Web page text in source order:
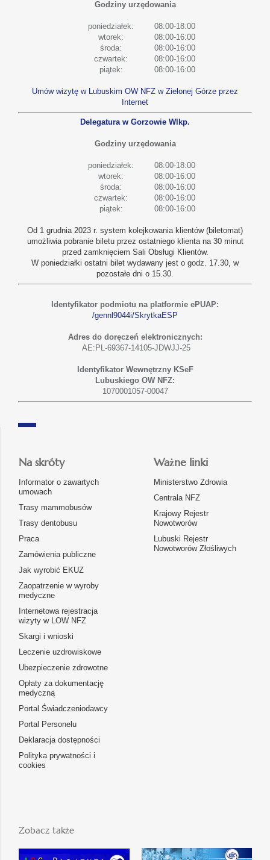
Godziny urzędowania
poniedziałek:
08:00-18:00
wtorek:
08:00-16:00
środa:
08:00-16:00
czwartek:
08:00-16:00
piątek:
08:00-16:00
Umów wizytę w Lubuskim OW NFZ w Zielonej Górze przez
Internet
Delegatura w Gorzowie Wlkp.
Godziny urzędowania
poniedziałek:
08:00-18:00
wtorek:
08:00-16:00
środa:
08:00-16:00
czwartek:
08:00-16:00
piątek:
08:00-16:00
Od 1 grudnia 2023 r. system kolejkowania klientów (biletomat)
umożliwia pobranie biletu przez ostatniego klienta na 30 minut
przed zamknięciem Sali Obsługi Klientów.
W poniedziałki ostatni bilet wydawany jest o godz. 17.30, w
pozostałe dni o 15.30.
Identyfikator podmiotu na platformie ePUAP:
/gennl9044i/SkrytkaESP
Adres do doręczeń elektronicznych:
AE:PL-69367-14105-JDWJJ-25
Identyfikator Wewnętrzny KSeF
Lubuskiego OW NFZ:
1070001057-00047
Na skróty
Informator o zawartych
umowach
Trasy mammobusów
Trasy dentobusu
Praca
Zamówienia publiczne
Jak wyrobić EKUZ
Zaopatrzenie w wyroby
medyczne
Internetowa rejestracja
wizyty w LOW NFZ
Skargi i wnioski
Leczenie uzdrowiskowe
Ubezpieczenie zdrowotne
Opłaty za dokumentację
medyczną
Portal Świadczeniodawcy
Portal Personelu
Deklaracja dostępności
Polityka prywatności i
cookies
Ważne linki
Ministerstwo Zdrowia
Centrala NFZ
Krajowy Rejestr
Nowotworów
Lubuski Rejestr
Nowotworów Złośliwych
Zobacz także